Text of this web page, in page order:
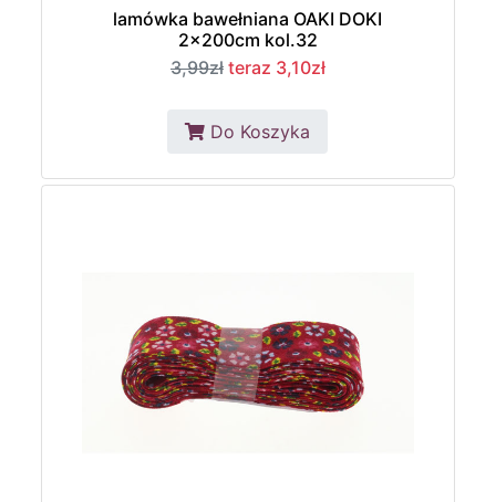
lamówka bawełniana OAKI DOKI
2x200cm kol.32
3,99zł teraz 3,10zł
Do Koszyka